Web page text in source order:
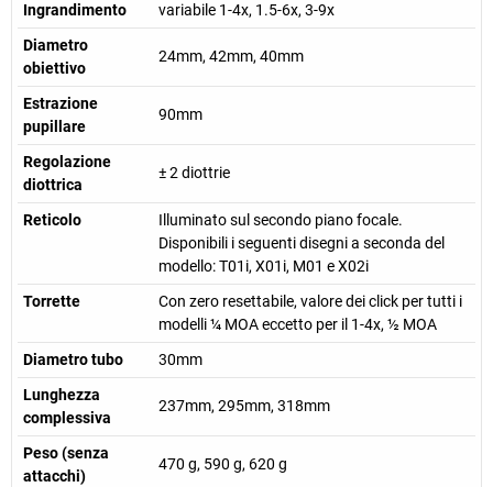
Ingrandimento
variabile 1-4x, 1.5-6x, 3-9x
Diametro
obiettivo
24mm, 42mm, 40mm
Estrazione
pupillare
90mm
Regolazione
diottrica
± 2 diottrie
Reticolo
Illuminato sul secondo piano focale.
Disponibili i seguenti disegni a seconda del
modello: T01i, X01i, M01 e X02i
Torrette
Con zero resettabile, valore dei click per tutti i
modelli ¼ MOA eccetto per il 1-4x, ½ MOA
Diametro tubo
30mm
Lunghezza
complessiva
237mm, 295mm, 318mm
Peso (senza
attacchi)
470 g, 590 g, 620 g